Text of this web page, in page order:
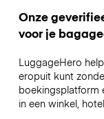
Onze
voor je
LuggageHero
eropuit kunt
boekingsplatform
in een winkel,